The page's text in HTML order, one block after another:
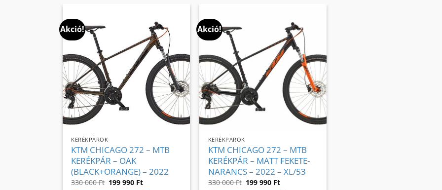
Akció!
KERÉKPÁROK
KTM CHICAGO 272 – MTB
KERÉKPÁR – OAK
(BLACK+ORANGE) – 2022
330 000Ft Original
199 990 FtCurrent
Akció!
KERÉKPÁROK
KTM CHICAGO 272 – MTB
KERÉKPÁR – MATT FEKETE-
NARANCS – 2022 – XL/53
330 000Ft Original
199 990 FtCurrent